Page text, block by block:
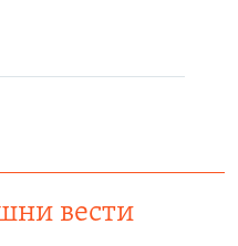
вести